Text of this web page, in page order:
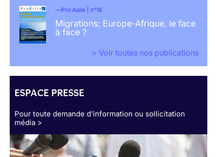
Pro Asile | n°16
Migrations: Europe-Afrique, le face
à face ?
> Voir toutes nos publications
ESPACE PRESSE
Pour toute demande d’information ou sollicitation
média >